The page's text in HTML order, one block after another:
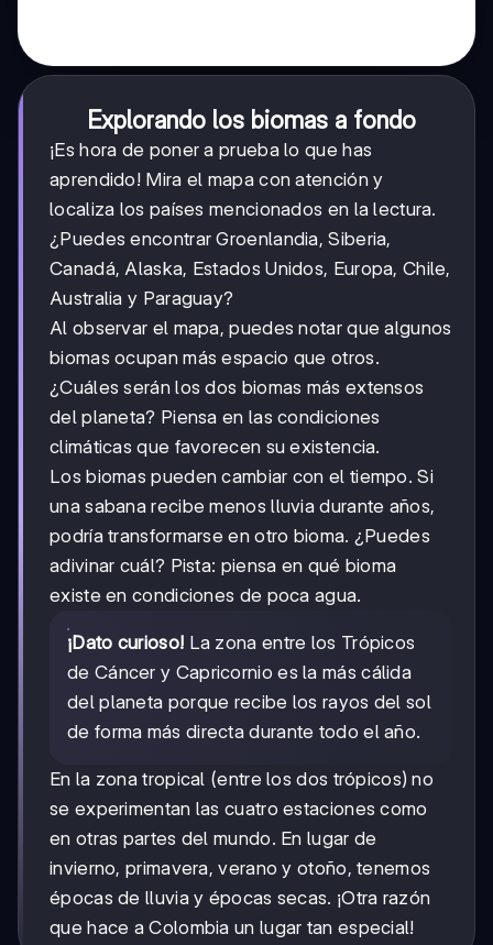
Explorando los biomas a fondo
¡Es hora de poner a prueba lo que has
aprendido! Mira el mapa con atención y
localiza los países mencionados en la lectura.
¿Puedes encontrar Groenlandia, Siberia,
Canadá, Alaska, Estados Unidos, Europa, Chile,
Australia y Paraguay?
Al observar el mapa, puedes notar que algunos
biomas ocupan más espacio que otros.
¿Cuáles serán los dos biomas más extensos
del planeta? Piensa en las condiciones
climáticas que favorecen su existencia.
Los biomas pueden cambiar con el tiempo. Si
una sabana recibe menos lluvia durante años,
podría transformarse en otro bioma. ¿Puedes
adivinar cuál? Pista: piensa en qué bioma
existe en condiciones de poca agua.
¡Dato curioso! La zona entre los Trópicos
de Cáncer y Capricornio es la más cálida
del planeta porque recibe los rayos del sol
de forma más directa durante todo el año.
En la zona tropical (entre los dos trópicos) no
se experimentan las cuatro estaciones como
en otras partes del mundo. En lugar de
invierno, primavera, verano y otoño, tenemos
épocas de lluvia y épocas secas. ¡Otra razón
que hace a Colombia un lugar tan especial!